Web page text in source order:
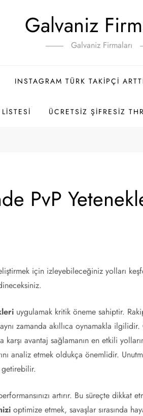
Galvaniz
Galvaniz Firmaları
INSTAGRAM TÜRK TAKIPÇI
ÜCRETSIZ ŞIFRESIZ
PvP
için izleyebileceğiniz yolları
uygulamak kritik öneme sahiptir.
zamanda akıllıca oynamakla
karşı avantaj sağlamanın en etkili
analiz etmek oldukça önemlidir.
artırır. Bu süreçte dikkat
optimize etmek, savaşlar sırasında